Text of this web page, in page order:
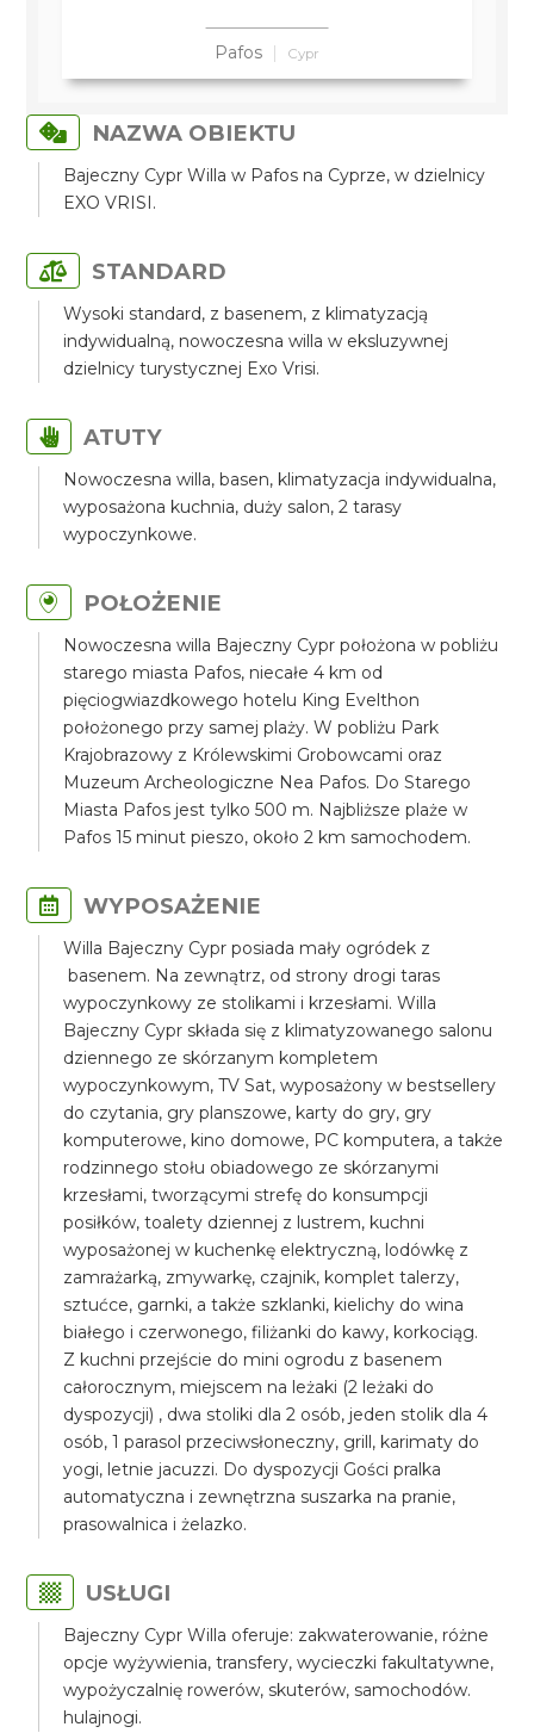
Pafos Cypr
NAZWA OBIEKTU
Bajeczny Cypr Willa w Pafos na Cyprze, w dzielnicy
EXO VRISI.
STANDARD
Wysoki standard, z basenem, z klimatyzacją
indywidualną, nowoczesna willa w eksluzywnej
dzielnicy turystycznej Exo Vrisi.
ATUTY
Nowoczesna willa, basen, klimatyzacja indywidualna,
wyposażona kuchnia, duży salon, 2 tarasy
wypoczynkowe.
POŁOŻENIE
Nowoczesna willa Bajeczny Cypr położona w pobliżu
starego miasta Pafos, niecałe 4 km od
pięciogwiazdkowego hotelu King Evelthon
położonego przy samej plaży. W pobliżu Park
Krajobrazowy z Królewskimi Grobowcami oraz
Muzeum Archeologiczne Nea Pafos. Do Starego
Miasta Pafos jest tylko 500 m. Najbliższe plaże w
Pafos 15 minut pieszo, około 2 km samochodem.
WYPOSAŻENIE
Willa Bajeczny Cypr posiada mały ogródek z
basenem. Na zewnątrz, od strony drogi taras
wypoczynkowy ze stolikami i krzesłami. Willa
Bajeczny Cypr składa się z klimatyzowanego salonu
dziennego ze skórzanym kompletem
wypoczynkowym, TV Sat, wyposażony w bestsellery
do czytania, gry planszowe, karty do gry, gry
komputerowe, kino domowe, PC komputera, a także
rodzinnego stołu obiadowego ze skórzanymi
krzesłami, tworzącymi strefę do konsumpcji
posiłków, toalety dziennej z lustrem, kuchni
wyposażonej w kuchenkę elektryczną, lodówkę z
zamrażarką, zmywarkę, czajnik, komplet talerzy,
sztućce, garnki, a także szklanki, kielichy do wina
białego i czerwonego, filiżanki do kawy, korkociąg.
Z kuchni przejście do mini ogrodu z basenem
całorocznym, miejscem na leżaki (2 leżaki do
dyspozycji) , dwa stoliki dla 2 osób, jeden stolik dla 4
osób, 1 parasol przeciwsłoneczny, grill, karimaty do
yogi, letnie jacuzzi. Do dyspozycji Gości pralka
automatyczna i zewnętrzna suszarka na pranie,
prasowalnica i żelazko.
USŁUGI
Bajeczny Cypr Willa oferuje: zakwaterowanie, różne
opcje wyżywienia, transfery, wycieczki fakultatywne,
wypożyczalnię rowerów, skuterów, samochodów.
hulajnogi.